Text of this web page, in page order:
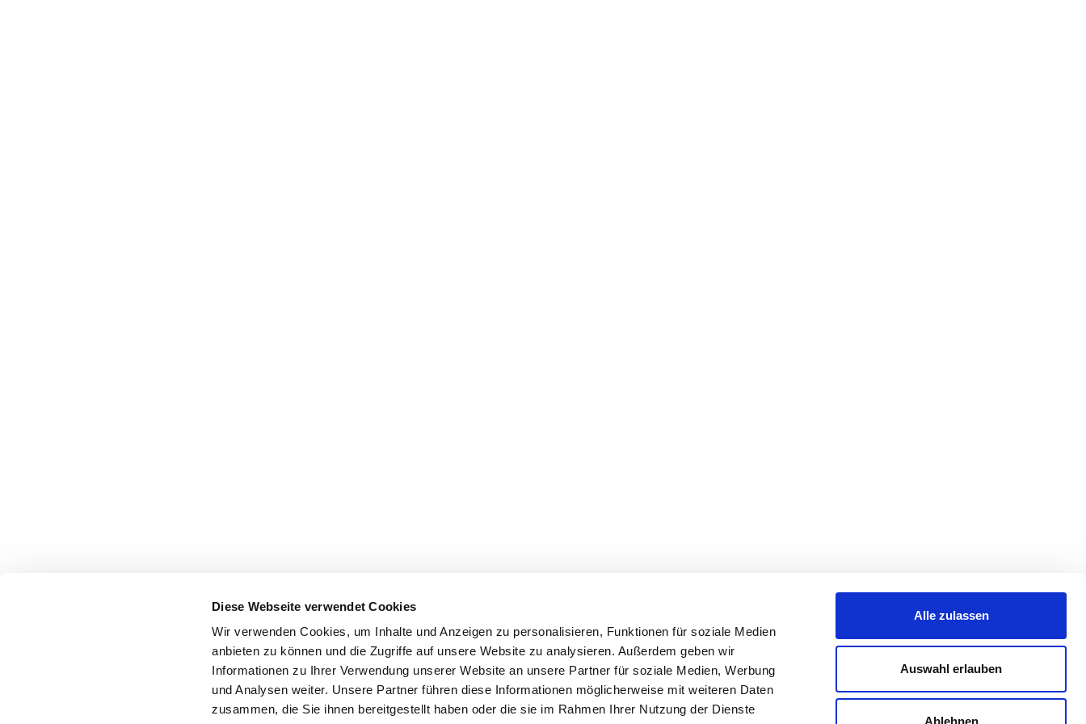
Diese Webseite verwendet Cookies
Wir verwenden Cookies, um Inhalte und Anzeigen zu personalisieren, Funktionen für soziale Medien
anbieten zu können und die Zugriffe auf unsere Website zu analysieren. Außerdem geben wir
Informationen zu Ihrer Verwendung unserer Website an unsere Partner für soziale Medien, Werbung
und Analysen weiter. Unsere Partner führen diese Informationen möglicherweise mit weiteren Daten
zusammen, die Sie ihnen bereitgestellt haben oder die sie im Rahmen Ihrer Nutzung der Dienste
Alle zulassen
Auswahl erlauben
Ablehnen